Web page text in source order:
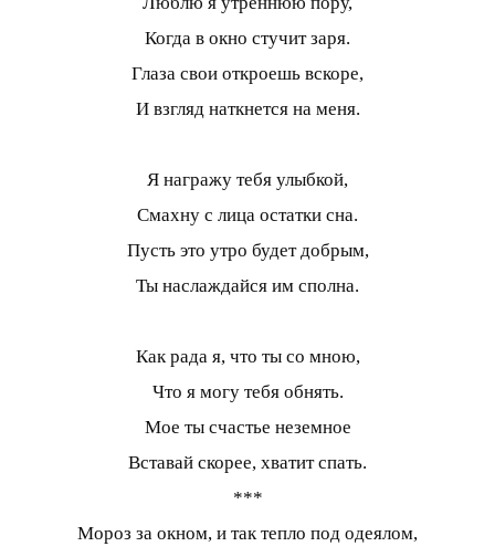
Когда в окно стучит заря.
Глаза свои откроешь вскоре,
И взгляд наткнется на меня.
Я награжу тебя улыбкой,
Смахну с лица остатки сна.
Пусть это утро будет добрым,
Ты наслаждайся им сполна.
Как рада я, что ты со мною,
Что я могу тебя обнять.
Мое ты счастье неземное
Вставай скорее, хватит спать.
***
Мороз за окном, и так тепло под одеялом,